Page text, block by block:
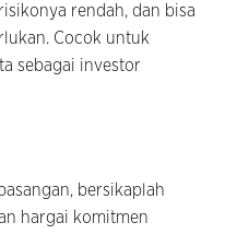
rendah, dan bisa
Cocok untuk
sebagai investor
bersikaplah
hargai komitmen